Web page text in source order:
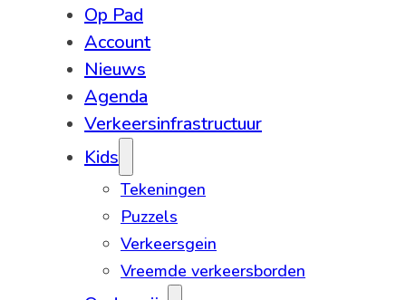
Op Pad
Account
Nieuws
Agenda
Verkeersinfrastructuur
Kids
Tekeningen
Puzzels
Verkeersgein
Vreemde verkeersborden